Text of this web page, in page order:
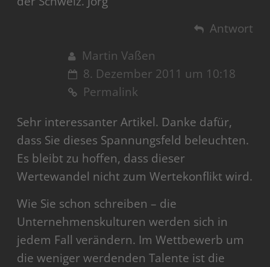
Antwort
Martin Vaßen
8. Dezember 2011 um 10:18
Permalink
Sehr interessanter Artikel. Danke dafür,
dass Sie dieses Spannungsfeld beleuchten.
Es bleibt zu hoffen, dass dieser
Wertewandel nicht zum Wertekonflikt wird.
Wie Sie schon schreiben – die
Unternehmenskulturen werden sich in
jedem Fall verändern. Im Wettbewerb um
die weniger werdenden Talente ist die